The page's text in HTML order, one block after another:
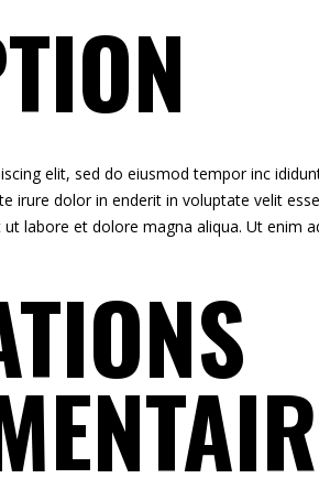
elit, sed do eiusmod tempor inc
irure dolor in enderit in voluptate velit
labore et dolore magna aliqua. Ut enim